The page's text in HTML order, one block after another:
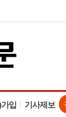
입 기사제보